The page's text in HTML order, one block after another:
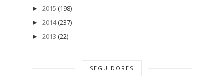
► 2015 (198)
► 2014 (237)
► 2013 (22)
SEGUIDORES